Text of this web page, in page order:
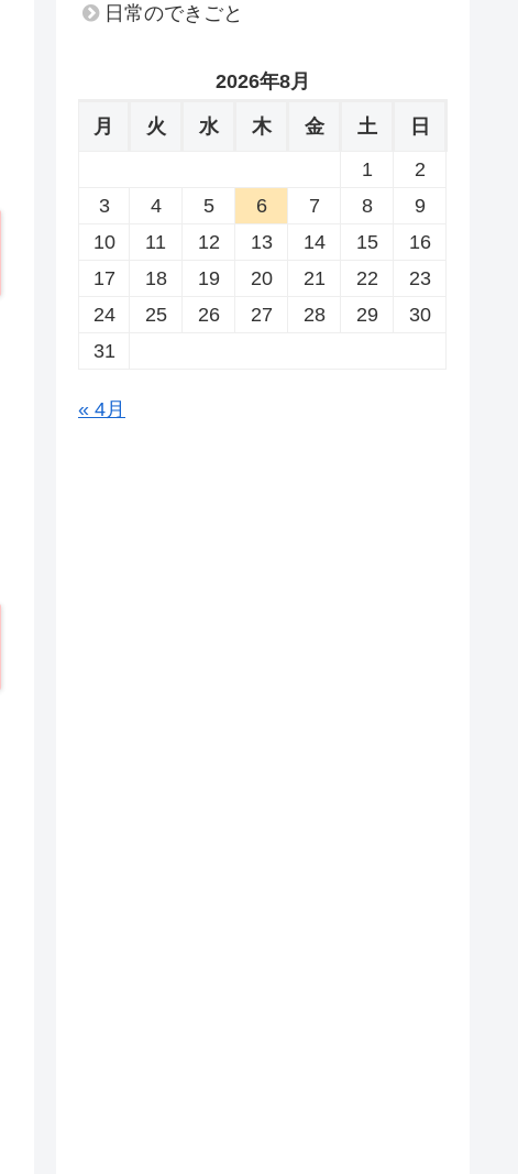
日常のできごと
2026年8月
月 火 水 木 金 土
日
1
2
3
4 5 6 7 8
9
10
11 12 13 14 15
16
17
18 19 20 21 22
23
24
25 26 27 28 29
30
31
« 4月